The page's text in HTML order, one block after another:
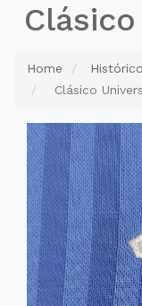
Home
Clásico